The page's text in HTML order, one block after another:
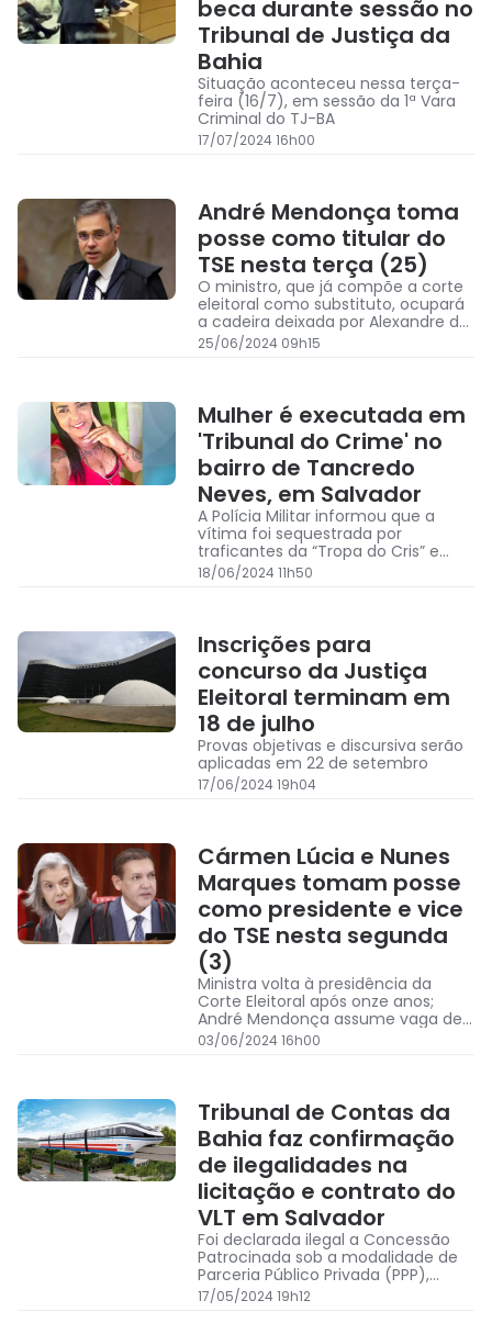
beca durante sessão no
Tribunal de Justiça da
Bahia
Situação aconteceu nessa terça-
feira (16/7), em sessão da 1ª Vara
Criminal do TJ-BA
17/07/2024 16h00
André Mendonça toma
posse como titular do
TSE nesta terça (25)
O ministro, que já compõe a corte
eleitoral como substituto, ocupará
a cadeira deixada por Alexandre de
Moraes
25/06/2024 09h15
Mulher é executada em
'Tribunal do Crime' no
bairro de Tancredo
Neves, em Salvador
A Polícia Militar informou que a
vítima foi sequestrada por
traficantes da “Tropa do Cris” e
executada na Rua Gabriel Monteiro
de Castro.
18/06/2024 11h50
Inscrições para
concurso da Justiça
Eleitoral terminam em
18 de julho
Provas objetivas e discursiva serão
aplicadas em 22 de setembro
17/06/2024 19h04
Cármen Lúcia e Nunes
Marques tomam posse
como presidente e vice
do TSE nesta segunda
(3)
Ministra volta à presidência da
Corte Eleitoral após onze anos;
André Mendonça assume vaga de
ministro efetivo deixada por Moraes
no tribunal
03/06/2024 16h00
Tribunal de Contas da
Bahia faz confirmação
de ilegalidades na
licitação e contrato do
VLT em Salvador
Foi declarada ilegal a Concessão
Patrocinada sob a modalidade de
Parceria Público Privada (PPP),
resultante do mesmo processo
licitatório
17/05/2024 19h12